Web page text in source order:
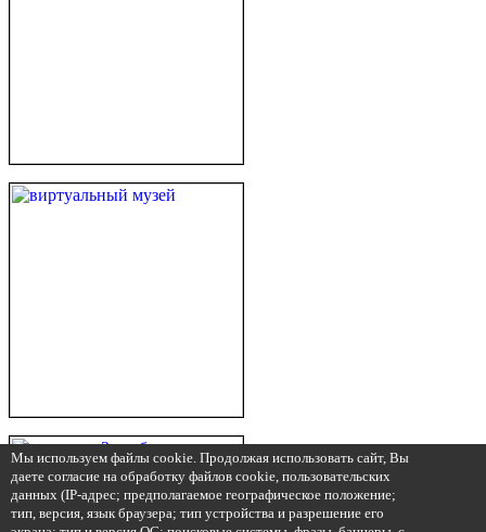
Мы используем файлы cookie. Продолжая использовать сайт, Вы
даете согласие на обработку файлов cookie, пользовательских
данных (IP-адрес; предполагаемое географическое положение;
тип, версия, язык браузера; тип устройства и разрешение его